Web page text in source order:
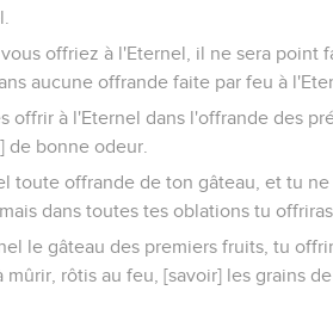
offriez à l'Eternel, il ne sera point
aucune offrande faite par feu à
offrir à l'Eternel dans l'offrande des
de bonne odeur.
toute offrande de ton gâteau, et tu
dans toutes tes oblations tu offriras
le gâteau des premiers fruits, tu
rôtis au feu, [savoir] les grains